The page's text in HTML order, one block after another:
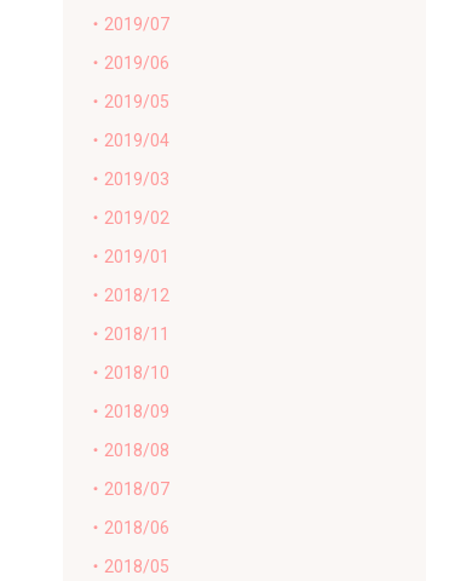
・2019/07
・2019/06
・2019/05
・2019/04
・2019/03
・2019/02
・2019/01
・2018/12
・2018/11
・2018/10
・2018/09
・2018/08
・2018/07
・2018/06
・2018/05